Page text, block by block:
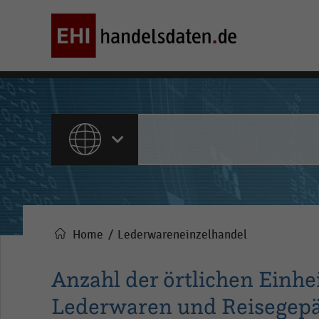
ALLE INHALTE
Pfadnavigation
Home Lederwareneinzelhandel
Anzahl der örtlichen
Lederwaren und